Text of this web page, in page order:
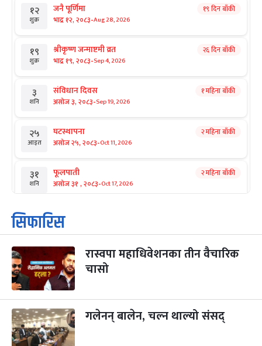
१२
शुक्र
जनै पूर्णिमा
भाद्र १२, २०८३-Aug 28, 2026
१९ दिन बाँकी
१९
शुक्र
श्रीकृष्ण जन्माष्टमी व्रत
भाद्र १९, २०८३-Sep 4, 2026
२६ दिन बाँकी
३
शनि
संविधान दिवस
असोज ३, २०८३-Sep 19, 2026
१ महिना बाँकी
२५
आइत
घटस्थापना
असोज २५, २०८३-Oct 11, 2026
२ महिना बाँकी
३१
शनि
फूलपाती
असोज ३१ , २०८३-Oct 17, 2026
२ महिना बाँकी
१
आइत
कार्तिक सङ्क्रान्ति
कार्तिक १, २०८३
३
मंगल
महानवमी
कार्तिक ३, २०८३-Oct 20, 2026
२ महिना बाँकी
४
बुध कार्तिक ४, २०८३- Oct 21, 2026
५ पापा‌ङ्कुशा एकादशी व्रत
सिफारिस
रास्वपा महाधिवेशनका तीन वैचारिक
चासो
गलेनन् बालेन, चल्न थाल्यो संसद्